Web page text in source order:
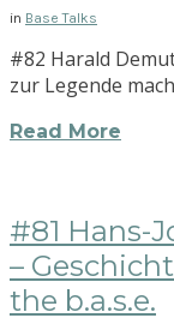
in Base Talks
#82 Harald
zur Legende
Read More
#81 Hans-
–
the b.a.s.e.